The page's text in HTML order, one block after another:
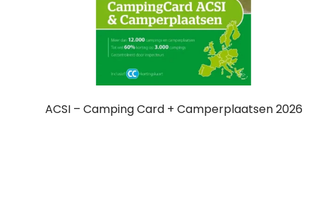
ACSI – Camping Card + Camperplaatsen 2026